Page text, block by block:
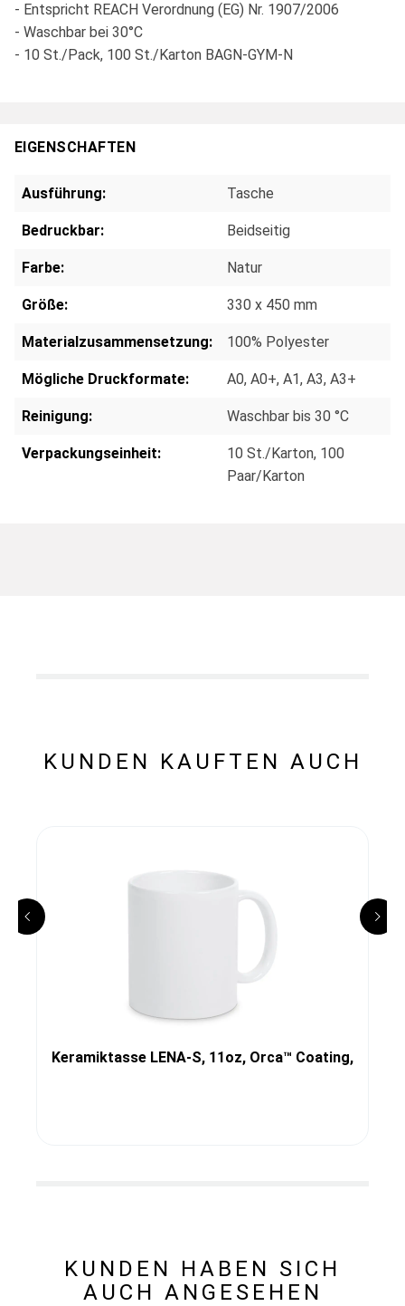
- Entspricht REACH Verordnung (EG) Nr. 1907/2006
- Waschbar bei 30°C
- 10 St./Pack, 100 St./Karton BAGN-GYM-N
EIGENSCHAFTEN
Ausführung: Tasche
Bedruckbar: Beidseitig
Farbe: Natur
Größe: 330 x 450 mm
Materialzusammensetzung: 100% Polyester
Mögliche Druckformate: A0, A0+, A1, A3, A3+
Reinigung: Waschbar bis 30 °C
Verpackungseinheit: 10 St./Karton, 100
Paar/Karton
KUNDEN KAUFTEN AUCH
Keramiktasse LENA-S, 11oz, Orca™ Coating,
KUNDEN HABEN SICH
AUCH ANGESEHEN